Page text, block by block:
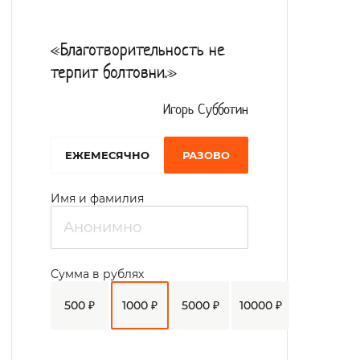
полностью неподвижным гражданам и
испытывающим трудность в
передвижении оказывается полное
санитарно-гигиеническое обслуживание.
Оборудовано помещение для
Утверждено 5-разовое диетическое
«Благотворительность не
терпит болтовни.»
Игорь Субботин
EЖЕМЕСЯЧНО РАЗОВО
Имя и фамилия
500 ₽ 1000 ₽ 5000 ₽ 10000 ₽
Сумма в рублях